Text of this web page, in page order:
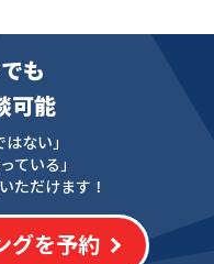
も
可能
ない」
ている」
ただけます！
グを予約